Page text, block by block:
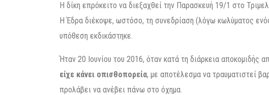
Η δίκη επρόκειτο να διεξαχθεί την Παρασκευή 19/1 στο
Η Έδρα διέκοψε, ωστόσο, τη συνεδρίαση (λόγω κωλύματος
υπόθεση εκδικάστηκε.
Ήταν 20 Ιουνίου του 2016, όταν κατά τη διάρκεια αποκομιδής
είχε κάνει οπισθοπορεία, με αποτέλεσμα να τραυματιστεί
προλάβει να ανέβει πάνω στο όχημα.